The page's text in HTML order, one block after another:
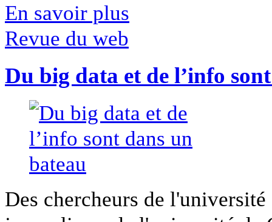
En savoir plus
Revue du web
Du big data et de l’info
Des chercheurs de